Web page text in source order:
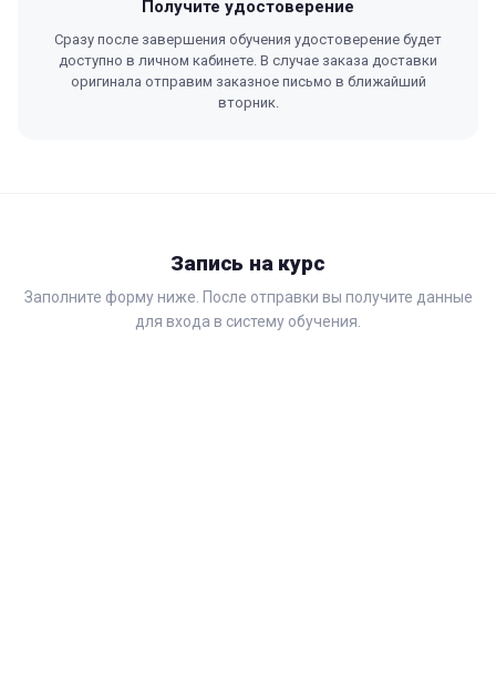
Получите удостоверение
Сразу после завершения обучения удостоверение будет
доступно в личном кабинете. В случае заказа доставки
оригинала отправим заказное письмо в ближайший
вторник.
Запись на курс
Заполните форму ниже. После отправки вы получите данные
для входа в систему обучения.